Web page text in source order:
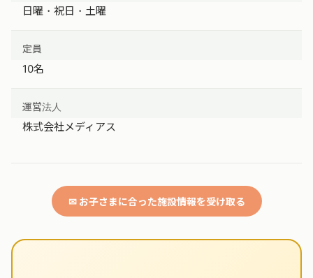
日曜・祝日・土曜
定員
10名
運営法人
株式会社メディアス
✉ お子さまに合った施設情報を受け取る